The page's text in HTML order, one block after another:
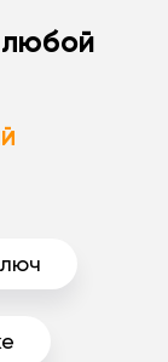
любой